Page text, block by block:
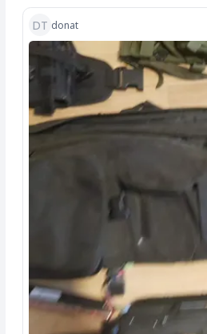
DT donat